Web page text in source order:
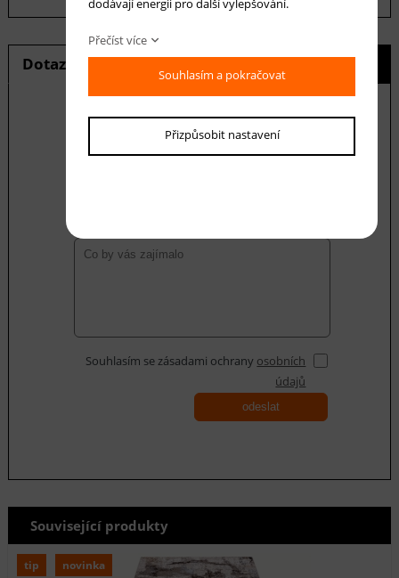
Dotaz na produkt Hlídání ceny
E-mail *
Souhlasím se zásadami ochrany osobních
údajů
odeslat
Související produkty
tip novinka
Přečíst více
Souhlasím a pokračovat
Přizpůsobit nastavení